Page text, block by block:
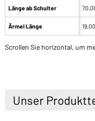
Länge ab Schulter
Ärmel Länge
Scrollen Sie horizontal, um
Unser